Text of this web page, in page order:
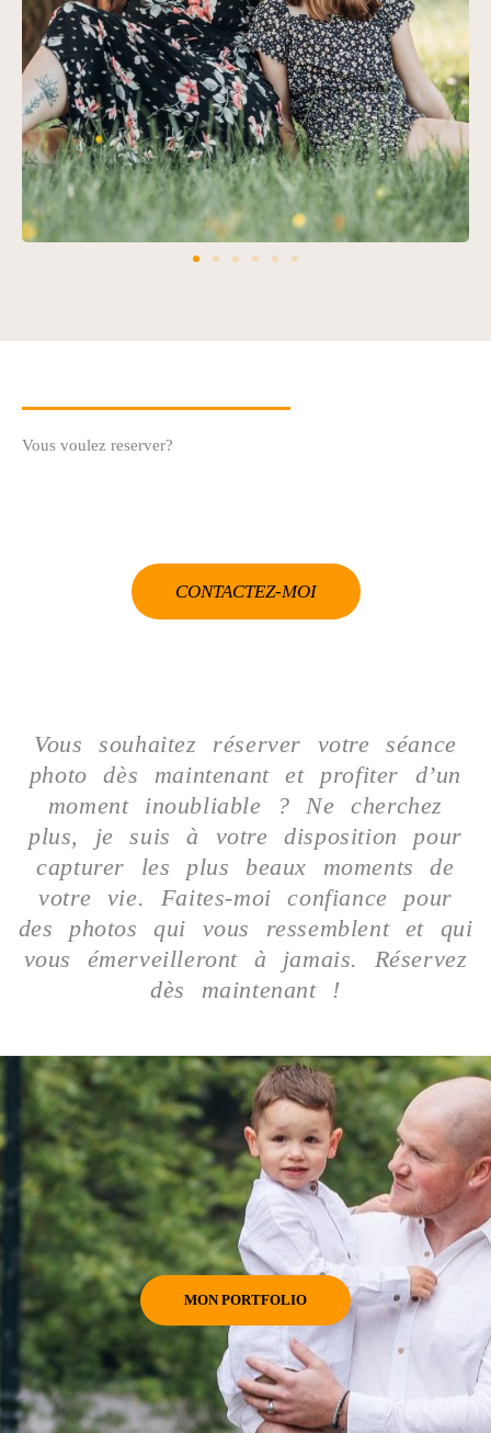
Vous voulez reserver?
CONTACTEZ-MOI
Vous souhaitez réserver votre séance
photo dès maintenant et profiter d’un
moment inoubliable ? Ne cherchez
plus, je suis à votre disposition pour
capturer les plus beaux moments de
votre vie. Faites-moi confiance pour
des photos qui vous ressemblent et qui
vous émerveilleront à jamais. Réservez
dès maintenant !
MON PORTFOLIO